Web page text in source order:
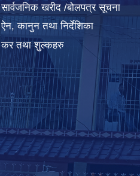
सार्वजनिक खरीद /बोलपत्र सूचना
ऐन, कानुन तथा निर्देशिका
कर तथा शुल्कहरु